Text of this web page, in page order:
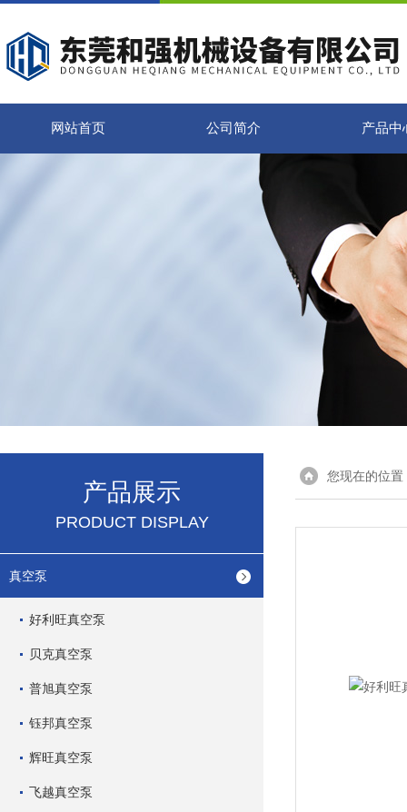
网站首页 公司简介 产品中
产品展示
PRODUCT DISPLAY
真空泵
好利旺真空泵
贝克真空泵
普旭真空泵
钰邦真空泵
辉旺真空泵
飞越真空泵
您现在的位置